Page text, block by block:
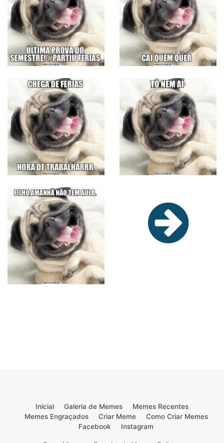
Inicial Galeria de Memes
Memes Recentes
Memes Engraçados
Criar Meme
Como Criar Memes
Facebook
Instagram